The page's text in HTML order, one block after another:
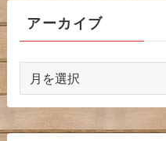
アーカイブ
カ
イ